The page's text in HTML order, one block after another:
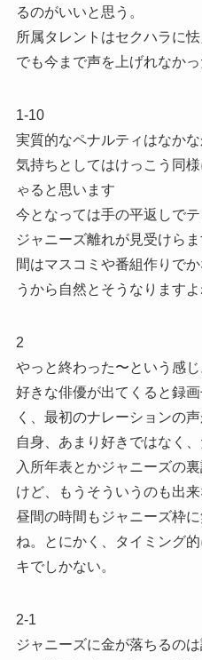
るのがいいと思う。
所属タレントはセクハラに
でも今まで声を上げれなか
1-10
実質的なペナルティはなか
気持ちとしてはけっこう同
ゃると思います
今となっては手の平返しで
ジャニーズ離れが見受けら
間はマスコミや番組作りで
うから自然とそうなります
2
やっと終わった〜という感じ
好きな俳優が出てくると録
く、最初のナレーションの
自身、あまり好きではなく
入所年表とかジャニーズの
けど、もうそういうのも出
昼間の時間もジャニーズ枠
ね。とにかく、タイミング
キでしかない。
2-1
ジャニーズに金が落ちるの